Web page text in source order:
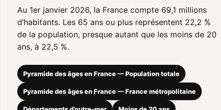
Au 1er janvier 2026, la France compte 69,1 millions
d’habitants. Les 65 ans ou plus représentent 22,2 %
de la population, presque autant que les moins de 20
ans, à 22,5 %.
Pyramide des âges en France — Population totale
Pyramide des âges en France — France métropolitaine